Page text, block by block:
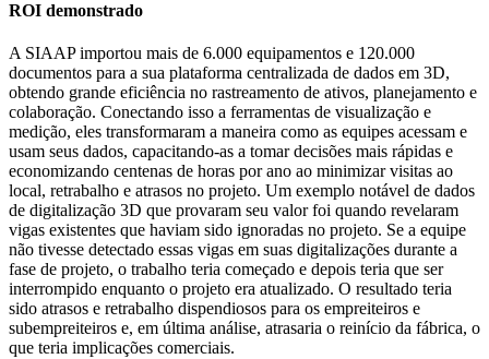
ROI demonstrado
A SIAAP importou mais de 6.000 equipamentos e 120.000
documentos para a sua plataforma centralizada de dados em 3D,
obtendo grande eficiência no rastreamento de ativos, planejamento e
colaboração. Conectando isso a ferramentas de visualização e
medição, eles transformaram a maneira como as equipes acessam e
usam seus dados, capacitando-as a tomar decisões mais rápidas e
economizando centenas de horas por ano ao minimizar visitas ao
local, retrabalho e atrasos no projeto. Um exemplo notável de dados
de digitalização 3D que provaram seu valor foi quando revelaram
vigas existentes que haviam sido ignoradas no projeto. Se a equipe
não tivesse detectado essas vigas em suas digitalizações durante a
fase de projeto, o trabalho teria começado e depois teria que ser
interrompido enquanto o projeto era atualizado. O resultado teria
sido atrasos e retrabalho dispendiosos para os empreiteiros e
subempreiteiros e, em última análise, atrasaria o reinício da fábrica, o
que teria implicações comerciais.